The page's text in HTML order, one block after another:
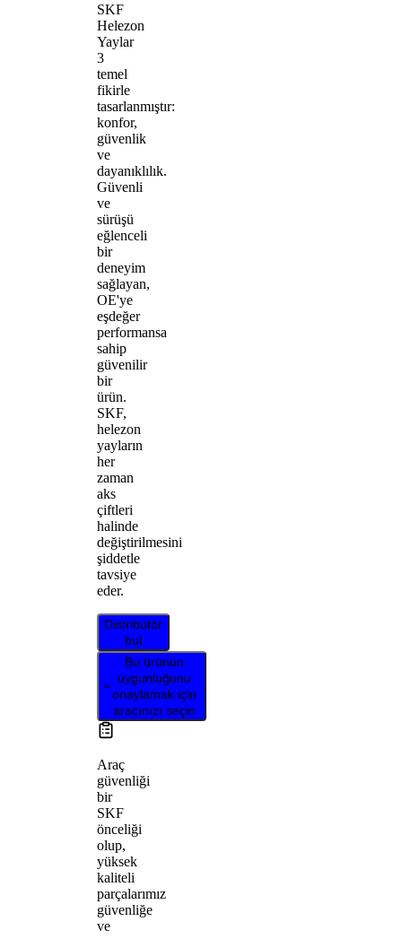
SKF
Helezon
Yaylar
3
temel
fikirle
tasarlanmıştır:
konfor,
güvenlik
ve
dayanıklılık.
Güvenli
ve
sürüşü
eğlenceli
bir
deneyim
sağlayan,
OE'ye
eşdeğer
performansa
sahip
güvenilir
bir
ürün.
SKF,
helezon
yayların
her
zaman
aks
çiftleri
halinde
değiştirilmesini
şiddetle
tavsiye
eder.
Distribütör
bul
Bu ürünün
uygunluğunu
onaylamak için
aracınızı seçin
Araç
güvenliği
bir
SKF
önceliği
olup,
yüksek
kaliteli
parçalarımız
güvenliğe
ve